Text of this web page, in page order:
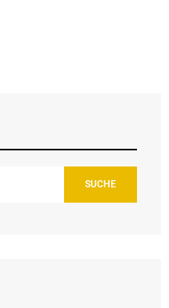
SUCHE